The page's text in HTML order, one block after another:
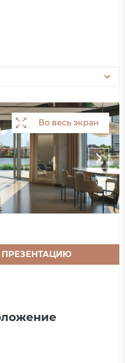
Во весь экран
Во весь экран
Во весь экран
Во весь экран